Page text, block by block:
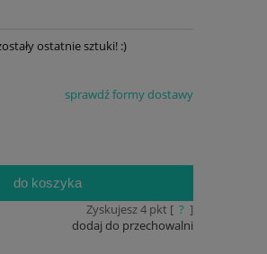
ostatnie sztuki! :)
sprawdź formy dostawy
do koszyka
Zyskujesz4pkt [ ? ]
dodaj do przechowalni